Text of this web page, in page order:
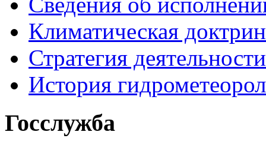
Климатическая
Стратегия деятельности
История
Госслужба